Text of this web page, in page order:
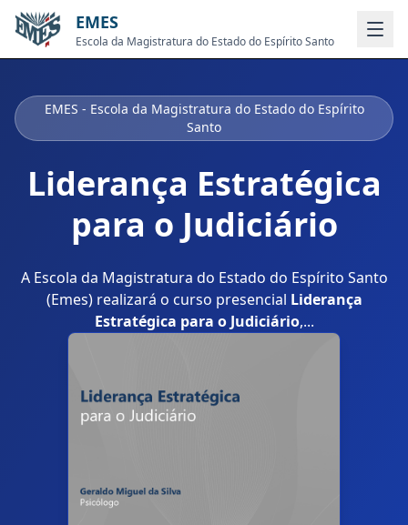
EMES
Escola da Magistratura do Estado do Espírito Santo
EMES - Escola da Magistratura do Estado do Espírito
Santo
Liderança Estratégica
para o Judiciário
A Escola da Magistratura do Estado do Espírito Santo
(Emes) realizará o curso presencial Liderança
Estratégica para o Judiciário,...